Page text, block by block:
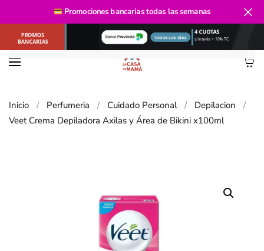
Ir al contenido principal
Inicio Perfumeria Cuidado Personal
Depilacion
Veet Crema Depiladora Axilas y Área de Bikini x100ml
Promociones bancariastodas las semanas